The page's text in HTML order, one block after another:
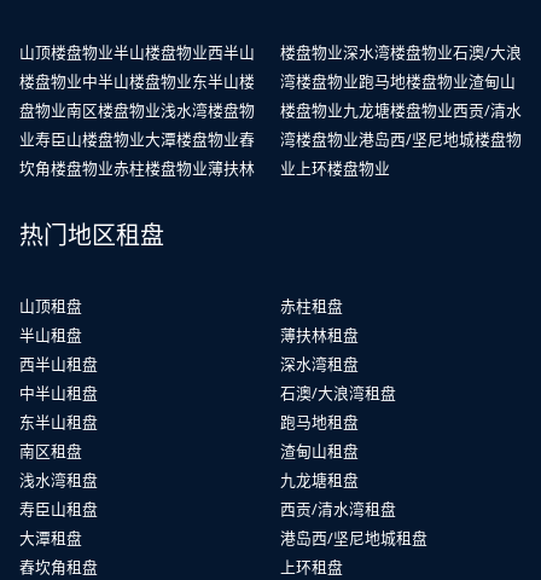
山顶楼盘物业半山楼盘物业西半山
楼盘物业中半山楼盘物业东半山楼
盘物业南区楼盘物业浅水湾楼盘物
业寿臣山楼盘物业大潭楼盘物业舂
坎角楼盘物业赤柱楼盘物业薄扶林
楼盘物业深水湾楼盘物业石澳/大浪
湾楼盘物业跑马地楼盘物业渣甸山
楼盘物业九龙塘楼盘物业西贡/清水
湾楼盘物业港岛西/坚尼地城楼盘物
业 上环楼盘物业
热门地区租盘
山顶租盘
半山租盘
西半山租盘
中半山租盘
东半山租盘
南区租盘
浅水湾租盘
寿臣山租盘
大潭租盘
舂坎角租盘
赤柱租盘
薄扶林租盘
深水湾租盘
石澳/大浪湾租盘
跑马地租盘
渣甸山租盘
九龙塘租盘
西贡/清水湾租盘
港岛西/坚尼地城租盘
上环租盘